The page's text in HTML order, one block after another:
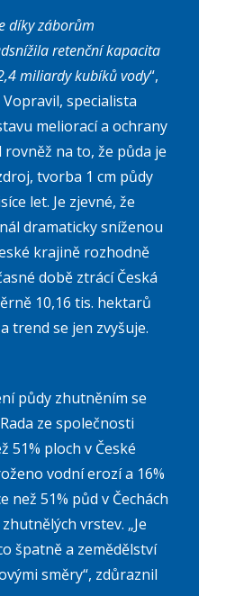
díky záborům
snížila retenční kapacita
miliardy kubíků vody“,
specialista
meliorací a ochrany
na to, že půda je
tvorba 1 cm půdy
let. Je zjevné, že
dramaticky sníženou
krajině rozhodně
době ztrácí Česká
10,16 tis. hektarů
trend se jen zvyšuje.
půdy zhutněním se
ze společnosti
51% ploch v České
vodní erozí a 16%
než 51% půd v Čechách
vrstev. „Je
špatně a zemědělství
směry“, zdůraznil